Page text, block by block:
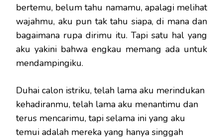
bertemu, belum tahu namamu, apalagi melihat
wajahmu, aku pun tak tahu siapa, di mana dan
bagaimana rupa dirimu itu. Tapi satu hal yang
aku yakini bahwa engkau memang ada untuk
mendampingiku.
Duhai calon istriku, telah lama aku merindukan
kehadiranmu, telah lama aku menantimu dan
terus mencarimu, tapi selama ini yang aku
temui adalah mereka yang hanya singgah